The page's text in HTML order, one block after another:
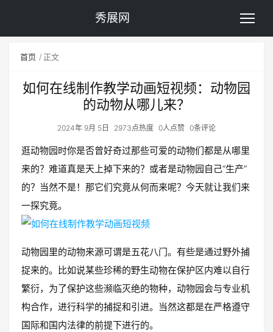
秀展网
首页 正文
如何在线制作教学动画短视频：动物园
的动物从哪儿来？
2024年 9月 5日 2973点热度 0人点赞 0条评论
逛动物园时你是否曾好奇过那些可爱的动物们都是从哪里
来的？难道真是天上掉下来的？或者是动物园自己“生产”
的？当然不是！那它们究竟从何而来呢？今天就让我们来
一探究竟。
动物园里的动物来源可谓是五花八门。有些是通过野外捕
捉来的。比如说某些珍稀的野生动物在保护区内难以自行
繁衍，为了保护这些濒临灭绝的物种，动物园会与专业机
构合作，进行科学的捕捉和引进。当然这都是在严格遵守
国际和国内法律的前提下进行的。